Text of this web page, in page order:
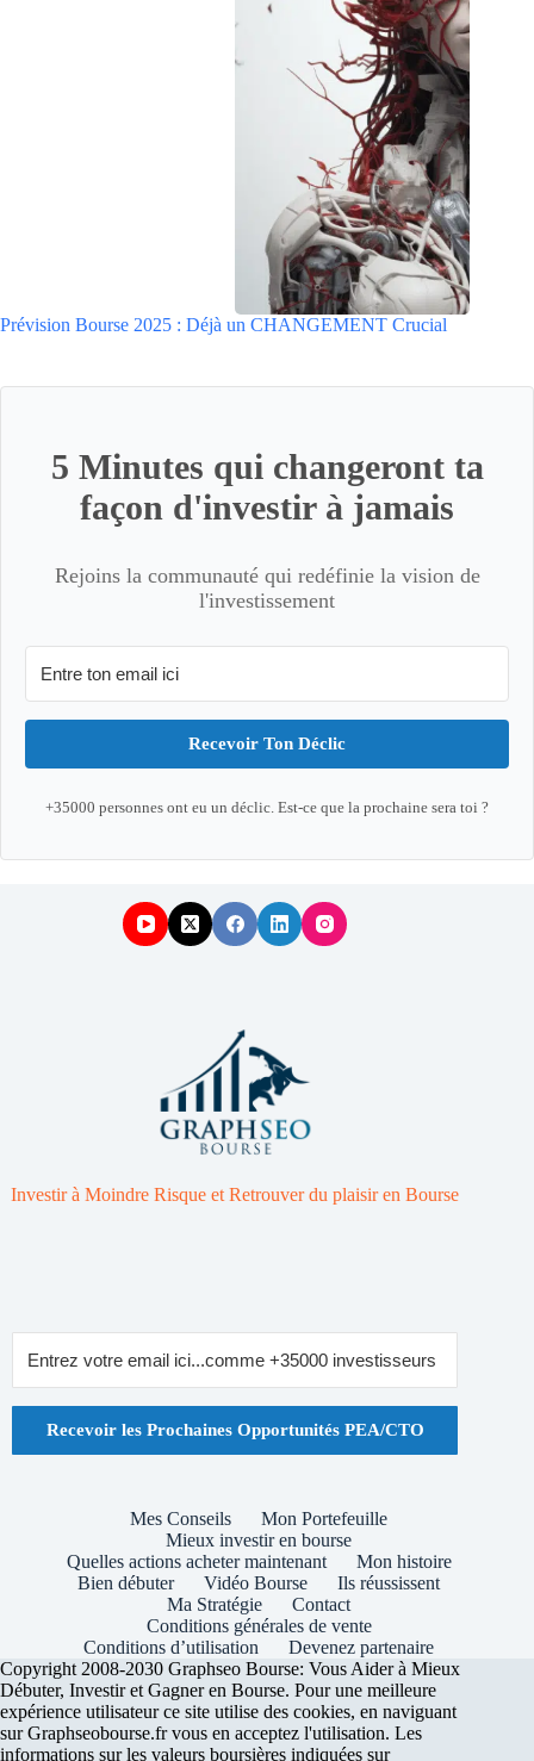
Prévision Bourse 2025 : Déjà un CHANGEMENT Crucial
5 Minutes qui changeront ta
façon d'investir à jamais
Rejoins la communauté qui redéfinie la vision de
l'investissement
Recevoir Ton Déclic
+35000 personnes ont eu un déclic. Est-ce que la prochaine sera toi ?
Investir à Moindre Risque et Retrouver du plaisir en Bourse
Recevoir les Prochaines Opportunités PEA/CTO
Mes Conseils
Mon Portefeuille
Mieux investir en bourse
Quelles actions acheter maintenant
Mon histoire
Bien débuter
Vidéo Bourse
Ils réussissent
Ma Stratégie
Contact
Conditions générales de vente
Conditions d’utilisation
Devenez partenaire
Copyright 2008-2030 Graphseo Bourse: Vous Aider à Mieux
Débuter, Investir et Gagner en Bourse. Pour une meilleure
expérience utilisateur ce site utilise des cookies, en naviguant
sur Graphseobourse.fr vous en acceptez l'utilisation. Les
informations sur les valeurs boursières indiquées sur